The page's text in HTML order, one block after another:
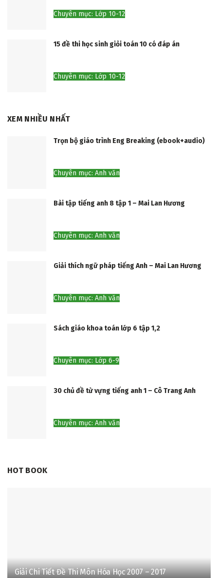
Chuyên mục: Lớp 10-12
15 đề thi học sinh giỏi toán 10 có đáp án
Chuyên mục: Lớp 10-12
XEM NHIỀU NHẤT
Trọn bộ giáo trình Eng Breaking (ebook+audio)
Chuyên mục: Anh văn
Bài tập tiếng anh 8 tập 1 – Mai Lan Hương
Chuyên mục: Anh văn
Giải thích ngữ pháp tiếng Anh – Mai Lan Hương
Chuyên mục: Anh văn
Sách giáo khoa toán lớp 6 tập 1,2
Chuyên mục: Lớp 6-9
30 chủ đề từ vựng tiếng anh 1 – Cô Trang Anh
Chuyên mục: Anh văn
HOT BOOK
Giải Chi Tiết Đề Thi Môn Hóa Học 2007 – 2017